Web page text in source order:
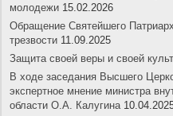
молодежи 15.02.2026
Обращение Святейшего
трезвости 11.09.2025
Защита своей веры и своей
В ходе заседания Высшего
экспертное мнение министра
области О.А. Калугина